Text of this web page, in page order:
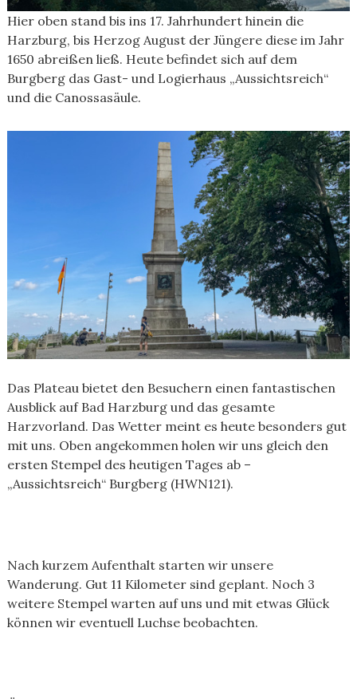
Hier oben stand bis ins 17. Jahrhundert hinein die
Harzburg, bis Herzog August der Jüngere diese im Jahr
1650 abreißen ließ. Heute befindet sich auf dem
Burgberg das Gast- und Logierhaus „Aussichtsreich“
und die Canossasäule.
Das Plateau bietet den Besuchern einen fantastischen
Ausblick auf Bad Harzburg und das gesamte
Harzvorland. Das Wetter meint es heute besonders gut
mit uns. Oben angekommen holen wir uns gleich den
ersten Stempel des heutigen Tages ab –
„Aussichtsreich“ Burgberg (HWN121).
Nach kurzem Aufenthalt starten wir unsere
Wanderung. Gut 11 Kilometer sind geplant. Noch 3
weitere Stempel warten auf uns und mit etwas Glück
können wir eventuell Luchse beobachten.